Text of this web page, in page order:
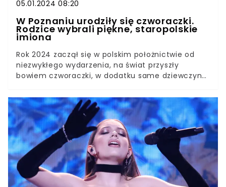
05.01.2024 08:20
W Poznaniu urodziły się czworaczki.
Rodzice wybrali piękne, staropolskie
imiona
Rok 2024 zaczął się w polskim położnictwie od
niezwykłego wydarzenia, na świat przyszły
bowiem czworaczki, w dodatku same dziewczynki.
Zgodnie ze statystyką w Polsce - raz na dwa
lata.3 stycznia w Szpitalu Ginekologiczno-
Położniczym w Poznaniu przy ul. Polnej ponad 30
lekarzy czuwało nad prawidłowym przebiegiem
akcji porodowej.